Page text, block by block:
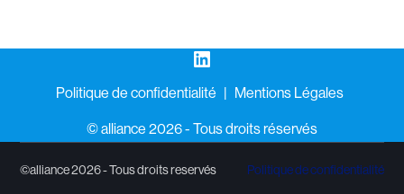
LinkedIn
Politique de confidentialité
Mentions Légales
©️ alliance 2026 - Tous droits réservés
©alliance 2026 - Tous droits reservés Politique de confidentialité